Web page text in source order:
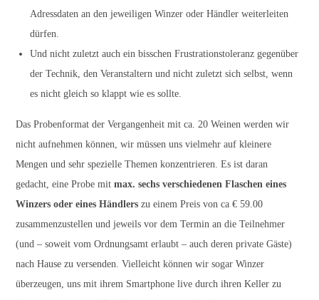
Adressdaten an den jeweiligen Winzer oder Händler weiterleiten
dürfen.
Und nicht zuletzt auch ein bisschen Frustrationstoleranz gegenüber
der Technik, den Veranstaltern und nicht zuletzt sich selbst, wenn
es nicht gleich so klappt wie es sollte.
Das Probenformat der Vergangenheit mit ca. 20 Weinen werden wir
nicht aufnehmen können, wir müssen uns vielmehr auf kleinere
Mengen und sehr spezielle Themen konzentrieren. Es ist daran
gedacht, eine Probe mitmax. sechs verschiedenen Flaschen eines
Winzers oder eines Händlers zu einem Preis von ca € 59.00
zusammenzustellen und jeweils vor dem Termin an die Teilnehmer
(und – soweit vom Ordnungsamt erlaubt – auch deren private Gäste)
nach Hause zu versenden. Vielleicht können wir sogar Winzer
überzeugen, uns mit ihrem Smartphone live durch ihren Keller zu